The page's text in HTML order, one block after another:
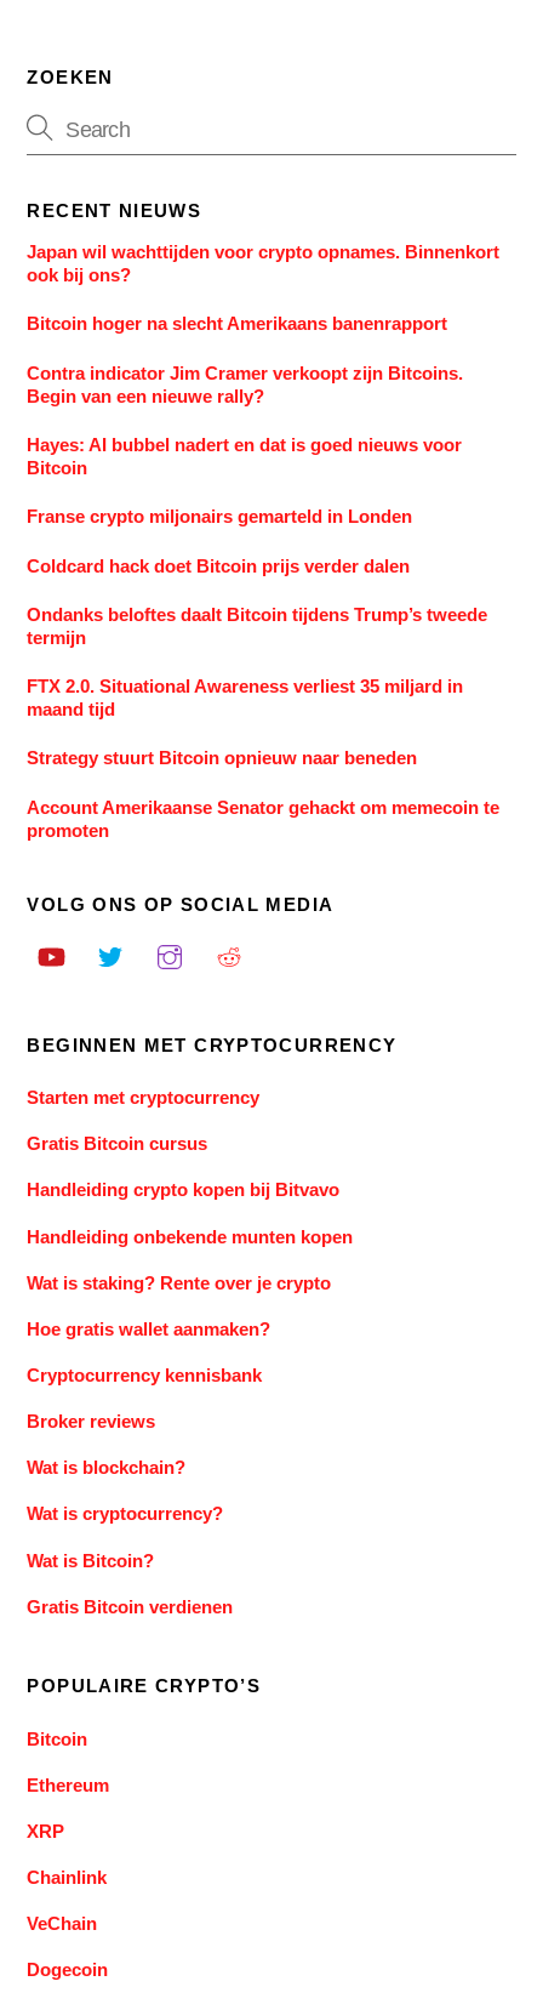
ZOEKEN
RECENT NIEUWS
Japan wil wachttijden voor crypto opnames. Binnenkort
ook bij ons?
Bitcoin hoger na slecht Amerikaans banenrapport
Contra indicator Jim Cramer verkoopt zijn Bitcoins.
Begin van een nieuwe rally?
Hayes: AI bubbel nadert en dat is goed nieuws voor
Bitcoin
Franse crypto miljonairs gemarteld in Londen
Coldcard hack doet Bitcoin prijs verder dalen
Ondanks beloftes daalt Bitcoin tijdens Trump’s tweede
termijn
FTX 2.0. Situational Awareness verliest 35 miljard in
maand tijd
Strategy stuurt Bitcoin opnieuw naar beneden
Account Amerikaanse Senator gehackt om memecoin te
promoten
VOLG ONS OP SOCIAL MEDIA
BEGINNEN MET CRYPTOCURRENCY
Starten met cryptocurrency
Gratis Bitcoin cursus
Handleiding crypto kopen bij Bitvavo
Handleiding onbekende munten kopen
Wat is staking? Rente over je crypto
Hoe gratis wallet aanmaken?
Cryptocurrency kennisbank
Broker reviews
Wat is blockchain?
Wat is cryptocurrency?
Wat is Bitcoin?
Gratis Bitcoin verdienen
POPULAIRE CRYPTO’S
Bitcoin
Ethereum
XRP
Chainlink
VeChain
Dogecoin